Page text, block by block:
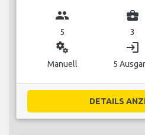
group
5
business_center
3
miscellaneous_services
Manuell
login
5
DETAILS